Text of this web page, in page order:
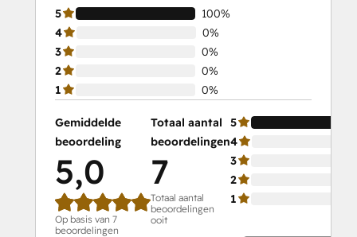
5
100%
4
0%
3
0%
2
0%
1
0%
Gemiddelde
beoordeling
5,0
Op basis van 7
beoordelingen
Totaal aantal
beoordelingen
7
Totaal aantal
beoordelingen
ooit
5
4
3
2
1